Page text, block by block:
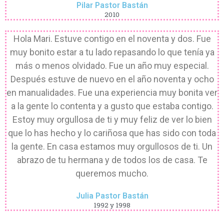
Pilar Pastor Bastán
2010
Hola Mari. Estuve contigo en el noventa y dos. Fue
muy bonito estar a tu lado repasando lo que tenía ya
más o menos olvidado. Fue un año muy especial.
Después estuve de nuevo en el año noventa y ocho
en manualidades. Fue una experiencia muy bonita ver
a la gente lo contenta y a gusto que estaba contigo.
Estoy muy orgullosa de ti y muy feliz de ver lo bien
que lo has hecho y lo cariñosa que has sido con toda
la gente. En casa estamos muy orgullosos de ti. Un
abrazo de tu hermana y de todos los de casa. Te
queremos mucho.
Julia Pastor Bastán
1992 y 1998